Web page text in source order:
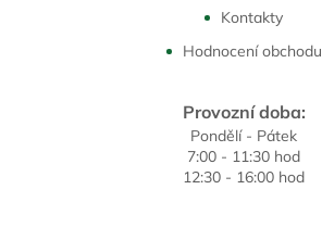
Kontakty
Hodnocení obchodu
Provozní doba:
Pondělí - Pátek
7:00 - 11:30 hod
12:30 - 16:00 hod